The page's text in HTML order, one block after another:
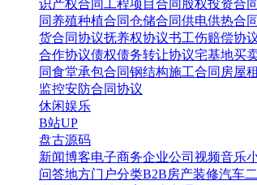
识产权合同 工程项目合同 股权投资合同
同 养殖种植合同仓储合同供电供热合同
货合同协议抚养权协议书工伤赔偿协
合作协议债权债务转让协议宅基地买
同食堂承包合同钢结构施工合同 房屋
监控安防合同协议
休闲娱乐
B站UP
盘古源码
新闻博客电子商务企业公司 视频音乐
问答地方门户分类B2B房产装修汽车